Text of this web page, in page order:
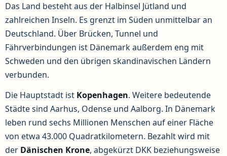
Das Land besteht aus der Halbinsel Jütland und
zahlreichen Inseln. Es grenzt im Süden unmittelbar an
Deutschland. Über Brücken, Tunnel und
Fährverbindungen ist Dänemark außerdem eng mit
Schweden und den übrigen skandinavischen Ländern
verbunden.
Die Hauptstadt ist Kopenhagen. Weitere bedeutende
Städte sind Aarhus, Odense und Aalborg. In Dänemark
leben rund sechs Millionen Menschen auf einer Fläche
von etwa 43.000 Quadratkilometern. Bezahlt wird mit
der Dänischen Krone, abgekürzt DKK beziehungsweise